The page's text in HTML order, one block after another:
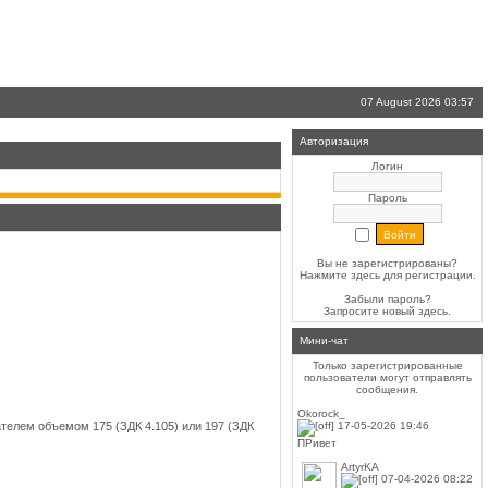
07 August 2026 03:57
объемом 175 (ЗДК 4.105) или 197 (ЗДК
Авторизация
Логин
Пароль
Вы не зарегистрированы?
Нажмите здесьдля регистрации.
Забыли пароль?
Запросите новый здесь.
Мини-чат
Только зарегистрированные
пользователи могут отправлять
сообщения.
Okorock_
17-05-2026 19:46
ПРивет
ArtyrKA
07-04-2026 08:22